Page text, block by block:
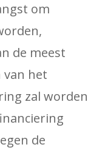
om
de meest
van het
zal worden
de